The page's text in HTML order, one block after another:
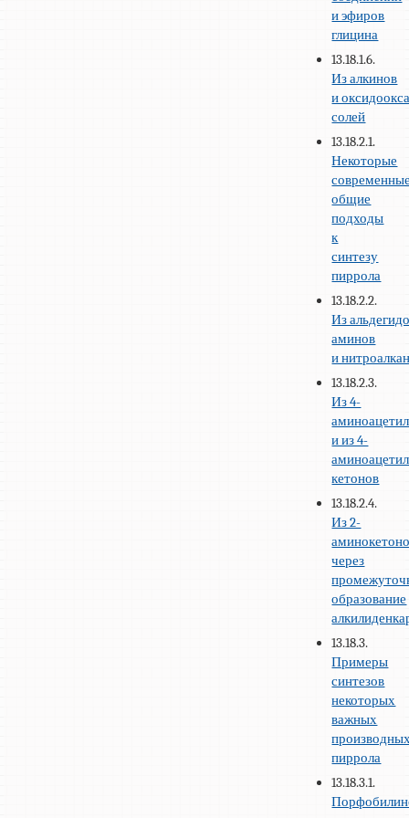
и эфиров
глицина
13.18.1.6.
Из алкинов
и
солей
13.18.2.1.
Некоторые
общие
подходы
к
синтезу
пиррола
13.18.2.2.
Из
аминов
и
13.18.2.3.
Из 4-
и из 4-
кетонов
13.18.2.4.
Из 2-
через
образование
13.18.3.
Примеры
синтезов
некоторых
важных
пиррола
13.18.3.1.